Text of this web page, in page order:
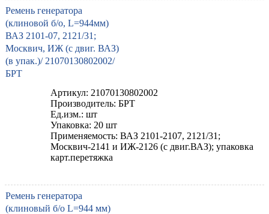
Ремень генератора
(клиновой б/о, L=944мм)
ВАЗ 2101-07, 2121/31;
Москвич, ИЖ (с двиг. ВАЗ)
(в упак.)/ 21070130802002/
БРТ
Артикул: 21070130802002
Производитель: БРТ
Ед.изм.: шт
Упаковка: 20 шт
Применяемость: ВАЗ 2101-2107, 2121/31;
Москвич-2141 и ИЖ-2126 (с двиг.ВАЗ); упаковка
карт.перетяжка
Ремень генератора
(клиновый б/о L=944 мм)